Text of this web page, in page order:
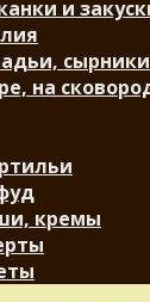
и
сырники
на
кремы